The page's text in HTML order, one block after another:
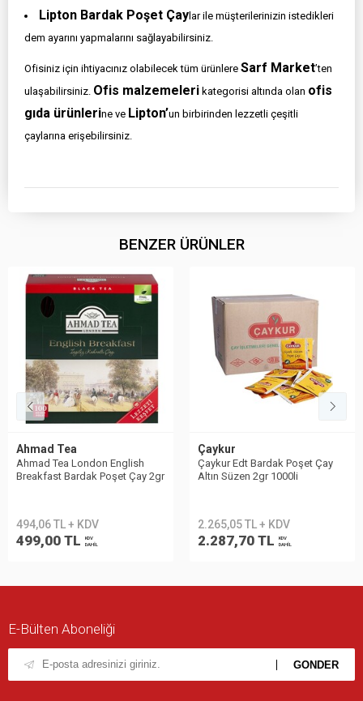
Lipton Bardak Poşet Çaylar ile müşterilerinizin istedikleri
dem ayarını yapmalarını sağlayabilirsiniz.
Ofisiniz için ihtiyacınız olabilecek tüm ürünlere Sarf Market’ten
ulaşabilirsiniz. Ofis malzemeleri kategorisi altında olan ofis
gıda ürünlerine ve Lipton’un birbirinden lezzetli çeşitli
çaylarına erişebilirsiniz.
BENZER ÜRÜNLER
Ahmad Tea
Ahmad Tea London English
Breakfast Bardak Poşet Çay 2gr
494,06 TL + KDV
499,00 TL
KDV
DAHİL
Çaykur
Çaykur Edt Bardak Poşet Çay
Altın Süzen 2gr 1000li
2.265,05 TL + KDV
2.287,70 TL
KDV
DAHİL
E-Bülten Aboneliği